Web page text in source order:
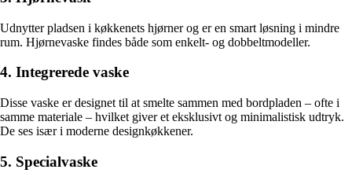
Udnytter pladsen i køkkenets hjørner og er en smart løsning i mindre
rum. Hjørnevaske findes både som enkelt- og dobbeltmodeller.
4. Integrerede vaske
Disse vaske er designet til at smelte sammen med bordpladen – ofte i
samme materiale – hvilket giver et eksklusivt og minimalistisk udtryk.
De ses især i moderne designkøkkener.
5. Specialvaske